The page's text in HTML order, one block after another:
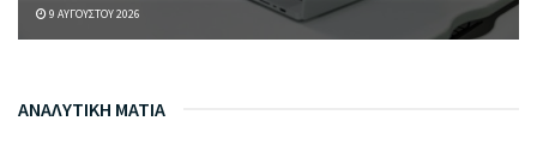
9 ΑΥΓΟΎΣΤΟΥ 2026
ΑΝΑΛΥΤΙΚΗ ΜΑΤΙΑ